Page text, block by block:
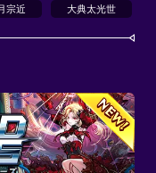
宗近 大典太光世